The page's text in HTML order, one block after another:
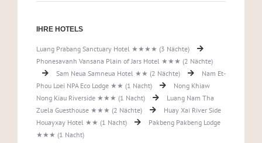
IHRE HOTELS
Luang Prabang Sanctuary Hotel ★★★★ (3 Nächte)
Phonesavanh Vansana Plain of Jars Hotel ★★★ (2 Nächte)
Sam Neua Samneua Hotel ★★ (2 Nächte)
Nam Et-
Phou Loei NPA Eco Lodge ★★ (1 Nacht)
Nong Khiaw
Nong Kiau Riverside ★★★ (1 Nacht)
Luang Nam Tha
Zuela Guesthouse ★★★ (2 Nächte)
Huay Xai River Side
Houayxay Hotel ★★ (1 Nacht)
Pakbeng Pakbeng Lodge
★★★ (1 Nacht)